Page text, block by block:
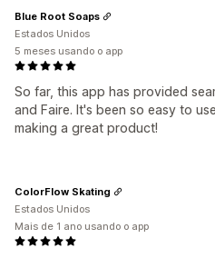
So far, this app has provided
and Faire. It's been so easy to
making a great product!
Blue Root Soaps
Estados Unidos
5 meses usando o app
ColorFlow Skating
Estados Unidos
Mais de 1 ano usando o app